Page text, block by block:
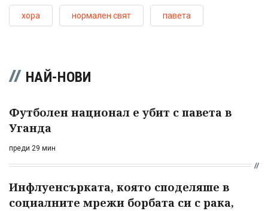
хора нормален свят павета
НАЙ-НОВИ
Футболен национал е убит с павета в
Уганда
преди 29 мин
Инфлуенсърката, която споделяше в
социалните мрежи борбата си с рака,